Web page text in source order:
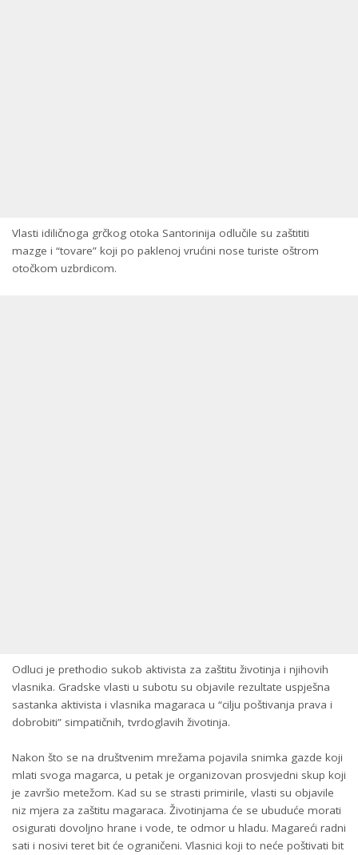
Vlasti idiličnoga grčkog otoka Santorinija odlučile su zaštititi
mazge i “tovare” koji po paklenoj vrućini nose turiste oštrom
otočkom uzbrdicom.
Odluci je prethodio sukob aktivista za zaštitu životinja i njihovih
vlasnika. Gradske vlasti u subotu su objavile rezultate uspješna
sastanka aktivista i vlasnika magaraca u “cilju poštivanja prava i
dobrobiti” simpatičnih, tvrdoglavih životinja.
Nakon što se na društvenim mrežama pojavila snimka gazde koji
mlati svoga magarca, u petak je organizovan prosvjedni skup koji
je završio metežom. Kad su se strasti primirile, vlasti su objavile
niz mjera za zaštitu magaraca. Životinjama će se ubuduće morati
osigurati dovoljno hrane i vode, te odmor u hladu. Magareći radni
sati i nosivi teret bit će ograničeni. Vlasnici koji to neće poštivati bit